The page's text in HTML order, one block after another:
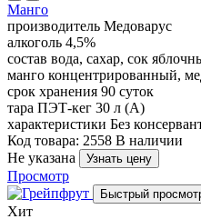
Манго
производитель Медоварус
алкоголь 4,5%
состав вода, сахар, сок
манго концентрированный,
срок хранения 90 суток
тара ПЭТ-кег 30 л (А)
характеристики Без
Код товара: 2558 В наличии
Не указана
Узнать цену
Просмотр
Быстрый
Хит